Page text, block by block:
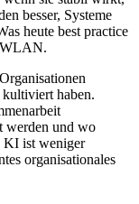
besser, Systeme
heute best practice
WLAN.
haben.
werden und wo
KI ist weniger
organisationales